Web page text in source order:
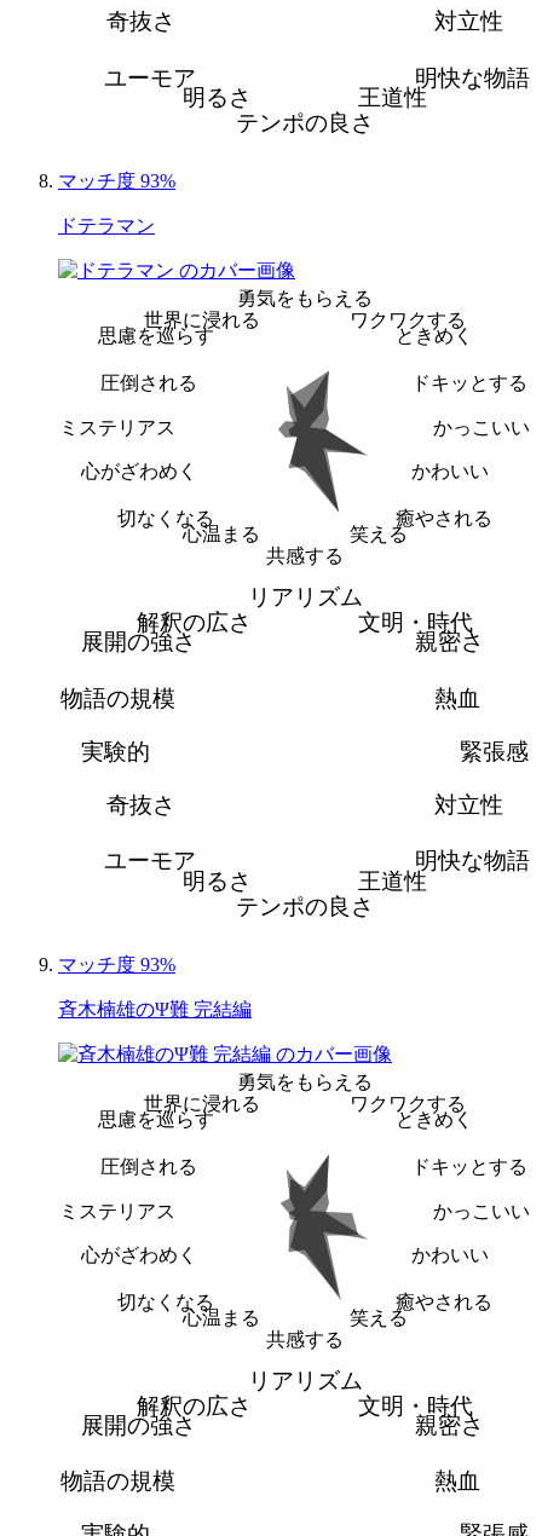
対立性
明快な物語
王道性
テンポの良さ
明るさ
ユーモア
奇抜さ
マッチ度 93%
ドテラマン
勇気をもらえる
ワクワクする
ときめく
ドキッとする
かっこいい
かわいい
癒やされる
笑える
共感する
心温まる
切なくなる
心がざわめく
ミステリアス
圧倒される
思慮を巡らす
世界に浸れる
リアリズム
文明・時代
親密さ
熱血
緊張感
対立性
明快な物語
王道性
テンポの良さ
明るさ
ユーモア
奇抜さ
実験的
物語の規模
展開の強さ
解釈の広さ
マッチ度 93%
斉木楠雄のΨ難 完結編
勇気をもらえる
ワクワクする
ときめく
ドキッとする
かっこいい
かわいい
癒やされる
笑える
共感する
心温まる
切なくなる
心がざわめく
ミステリアス
圧倒される
思慮を巡らす
世界に浸れる
リアリズム
文明・時代
親密さ
熱血
物語の規模
展開の強さ
解釈の広さ